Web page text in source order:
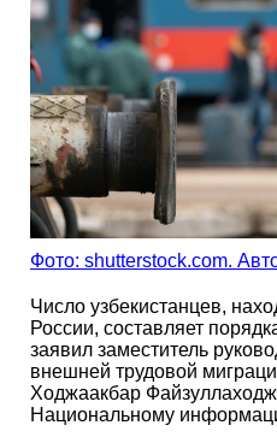
Фото: shutterstock.com.
Число узбекистанцев,
России, составляет
заявил заместитель
внешней трудовой
Ходжаакбар
Национальному